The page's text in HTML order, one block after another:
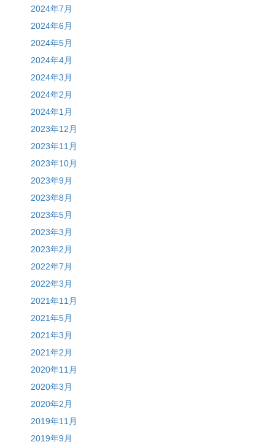
2024年7月
2024年6月
2024年5月
2024年4月
2024年3月
2024年2月
2024年1月
2023年12月
2023年11月
2023年10月
2023年9月
2023年8月
2023年5月
2023年3月
2023年2月
2022年7月
2022年3月
2021年11月
2021年5月
2021年3月
2021年2月
2020年11月
2020年3月
2020年2月
2019年11月
2019年9月